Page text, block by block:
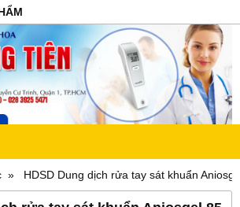
HDSD Dung dịch rửa tay sát khuẩn